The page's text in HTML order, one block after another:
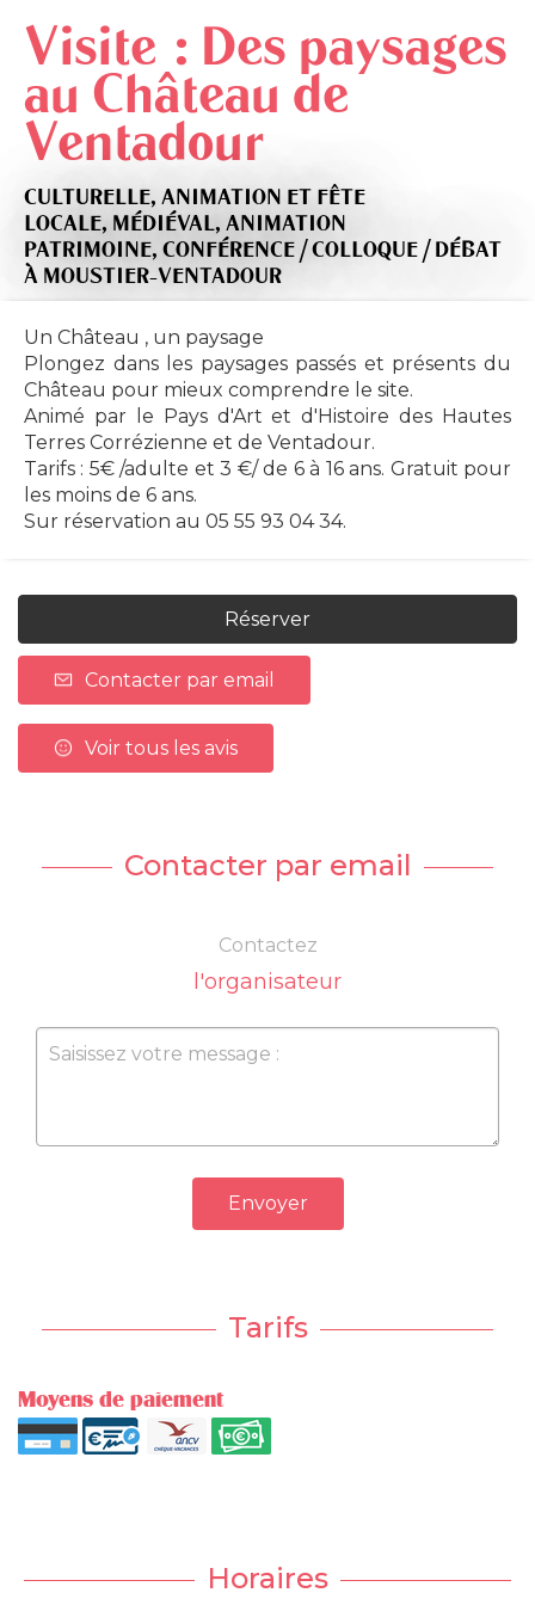
Visite : Des paysages
au Château de
Ventadour
CULTURELLE, ANIMATION ET FÊTE
LOCALE, MÉDIÉVAL, ANIMATION
PATRIMOINE, CONFÉRENCE / COLLOQUE / DÉBAT
À MOUSTIER-VENTADOUR
Un Château , un paysage
Plongez dans les paysages passés et présents du
Château pour mieux comprendre le site.
Animé par le Pays d'Art et d'Histoire des Hautes
Terres Corrézienne et de Ventadour.
Tarifs : 5€ /adulte et 3 €/ de 6 à 16 ans. Gratuit pour
les moins de 6 ans.
Sur réservation au 05 55 93 04 34.
Réserver
Contacter par email
Voir tous les avis
Contacter par email
Contactez
l'organisateur
Envoyer
Tarifs
Moyens de paiement
Horaires